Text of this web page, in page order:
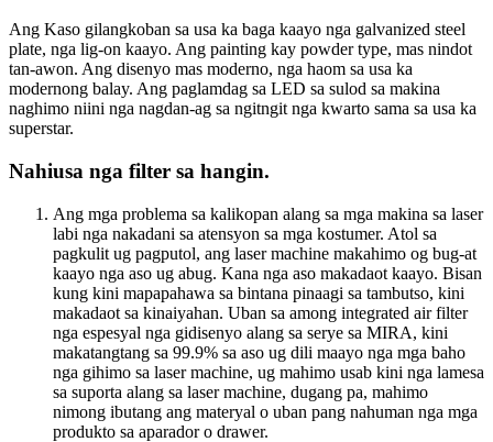
Ang Kaso gilangkoban sa usa ka baga kaayo nga galvanized steel
plate, nga lig-on kaayo. Ang painting kay powder type, mas nindot
tan-awon. Ang disenyo mas moderno, nga haom sa usa ka
modernong balay. Ang paglamdag sa LED sa sulod sa makina
naghimo niini nga nagdan-ag sa ngitngit nga kwarto sama sa usa ka
superstar.
Nahiusa nga filter sa hangin.
Ang mga problema sa kalikopan alang sa mga makina sa laser
labi nga nakadani sa atensyon sa mga kostumer. Atol sa
pagkulit ug pagputol, ang laser machine makahimo og bug-at
kaayo nga aso ug abug. Kana nga aso makadaot kaayo. Bisan
kung kini mapapahawa sa bintana pinaagi sa tambutso, kini
makadaot sa kinaiyahan. Uban sa among integrated air filter
nga espesyal nga gidisenyo alang sa serye sa MIRA, kini
makatangtang sa 99.9% sa aso ug dili maayo nga mga baho
nga gihimo sa laser machine, ug mahimo usab kini nga lamesa
sa suporta alang sa laser machine, dugang pa, mahimo
nimong ibutang ang materyal o uban pang nahuman nga mga
produkto sa aparador o drawer.